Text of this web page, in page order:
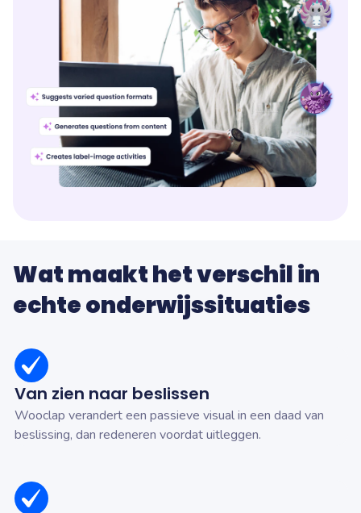
Wat maakt het verschil in
echte onderwijssituaties
Van zien naar beslissen
Wooclap verandert een passieve visual in een daad van
beslissing, dan redeneren voordat uitleggen.